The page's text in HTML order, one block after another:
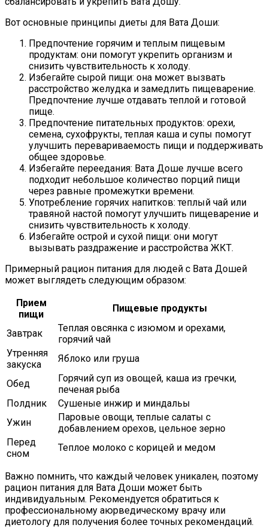
Вот основные принципы диеты для Вата Доши:
Предпочтение горячим и теплым пищевым
продуктам: они помогут укрепить организм и
снизить чувствительность к холоду.
Избегайте сырой пищи: она может вызвать
расстройство желудка и замедлить пищеварение.
Предпочтение лучше отдавать теплой и готовой
пище.
Предпочтение питательных продуктов: орехи,
семена, сухофрукты, теплая каша и супы помогут
улучшить перевариваемость пищи и поддерживать
общее здоровье.
Избегайте переедания: Вата Доше лучше всего
подходит небольшое количество порций пищи
через равные промежутки времени.
Употребление горячих напитков: теплый чай или
травяной настой помогут улучшить пищеварение и
снизить чувствительность к холоду.
Избегайте острой и сухой пищи: они могут
вызывать раздражение и расстройства ЖКТ.
Примерный рацион питания для людей с Вата Дошей
может выглядеть следующим образом:
Прием
пищи
Пищевые продукты
Завтрак
Теплая овсянка с изюмом и орехами,
горячий чай
Утренняя
закуска
Яблоко или груша
Обед
Горячий суп из овощей, каша из гречки,
печеная рыба
Полдник
Сушеные инжир и миндальы
Ужин
Паровые овощи, теплые салаты с
добавлением орехов, цельное зерно
Перед
сном
Теплое молоко с корицей и медом
Важно помнить, что каждый человек уникален, поэтому
рацион питания для Вата Доши может быть
индивидуальным. Рекомендуется обратиться к
профессиональному аюрведическому врачу или
диетологу для получения более точных рекомендаций.